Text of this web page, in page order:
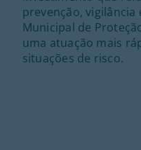
prevenção,
Municipal de
uma atuação mais
situações de risco.